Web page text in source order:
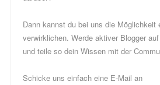
Dann kannst du bei uns die Möglichkeit
verwirklichen. Werde aktiver Blogger
und teile so dein Wissen mit der
Schicke uns einfach eine E-Mail an